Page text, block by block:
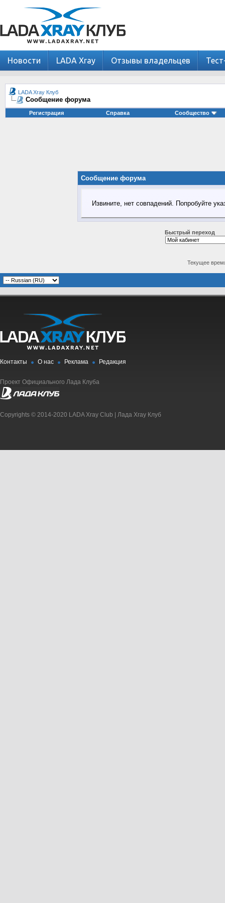
Новости LADA Xray Отзывы владельцев
LADA Xray Клуб
Сообщение форума
Регистрация Справка Сообщество
Сообщение форума
Извините, нет совпадений. Попробуйте
Быстрый переход
Текущее
Контакты О нас Реклама Редакция
Проект Официального Лада Клуба
Copyrights © 2014-2020 LADA Xray Club | Лада Xray Клуб